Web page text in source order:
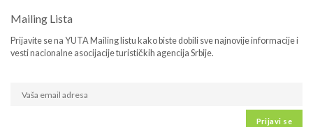
Mailing Lista
Prijavite se na YUTA Mailing listu kako biste dobili sve najnovije informacije i
vesti nacionalne asocijacije turističkih agencija Srbije.
Prijavi se